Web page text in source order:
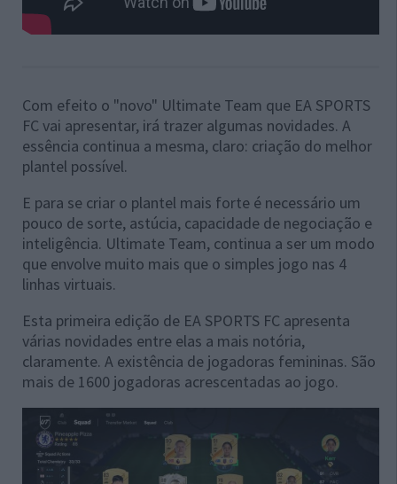
Com efeito o "novo" Ultimate Team que EA SPORTS
FC vai apresentar, irá trazer algumas novidades. A
essência continua a mesma, claro: criação do melhor
plantel possível.
E para se criar o plantel mais forte é necessário um
pouco de sorte, astúcia, capacidade de negociação e
inteligência. Ultimate Team, continua a ser um modo
que envolve muito mais que o simples jogo nas 4
linhas virtuais.
Esta primeira edição de EA SPORTS FC apresenta
várias novidades entre elas a mais notória,
claramente. A existência de jogadoras femininas. São
mais de 1600 jogadoras acrescentadas ao jogo.